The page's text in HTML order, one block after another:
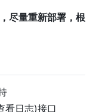
尽量重新部署，根
看日志)接口